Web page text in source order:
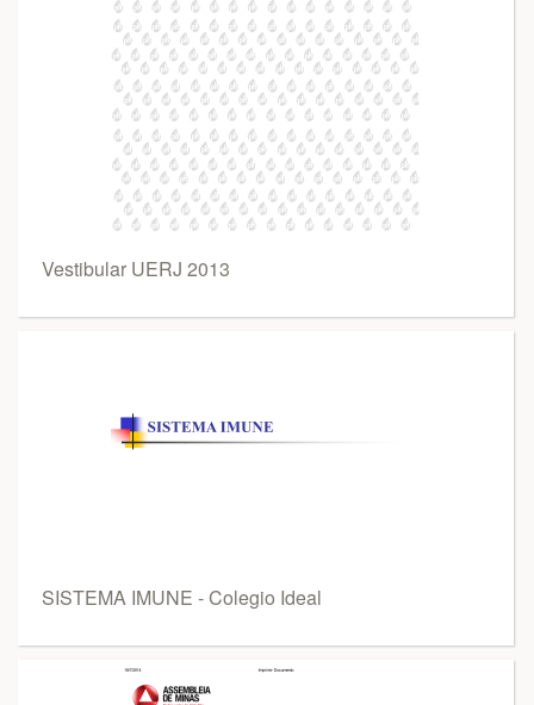
Vestibular UERJ 2013
SISTEMA IMUNE - Colegio Ideal